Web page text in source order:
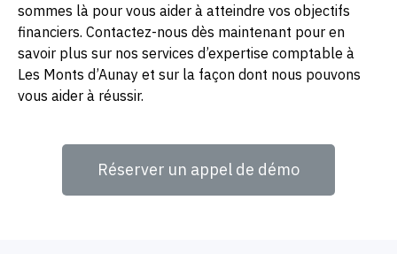
sommes là pour vous aider à atteindre vos objectifs
financiers. Contactez-nous dès maintenant pour en
savoir plus sur nos services d’expertise comptable à
Les Monts d’Aunay et sur la façon dont nous pouvons
vous aider à réussir.
Réserver un appel de démo